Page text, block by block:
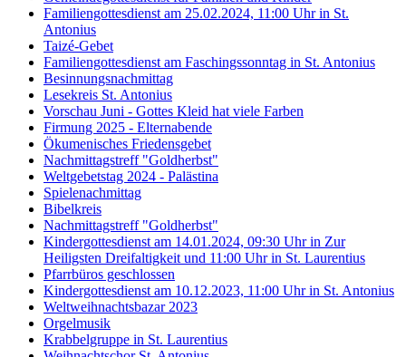
Familiengottesdienst am 25.02.2024, 11:00 Uhr in St.
Antonius
Taizé-Gebet
Familiengottesdienst am Faschingssonntag in St. Antonius
Besinnungsnachmittag
Lesekreis St. Antonius
Vorschau Juni - Gottes Kleid hat viele Farben
Firmung 2025 - Elternabende
Ökumenisches Friedensgebet
Nachmittagstreff "Goldherbst"
Weltgebetstag 2024 - Palästina
Spielenachmittag
Bibelkreis
Nachmittagstreff "Goldherbst"
Kindergottesdienst am 14.01.2024, 09:30 Uhr in Zur
Heiligsten Dreifaltigkeit und 11:00 Uhr in St. Laurentius
Pfarrbüros geschlossen
Kindergottesdienst am 10.12.2023, 11:00 Uhr in St. Antonius
Weltweihnachtsbazar 2023
Orgelmusik
Krabbelgruppe in St. Laurentius